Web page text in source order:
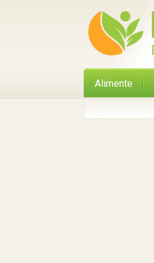
Alimente